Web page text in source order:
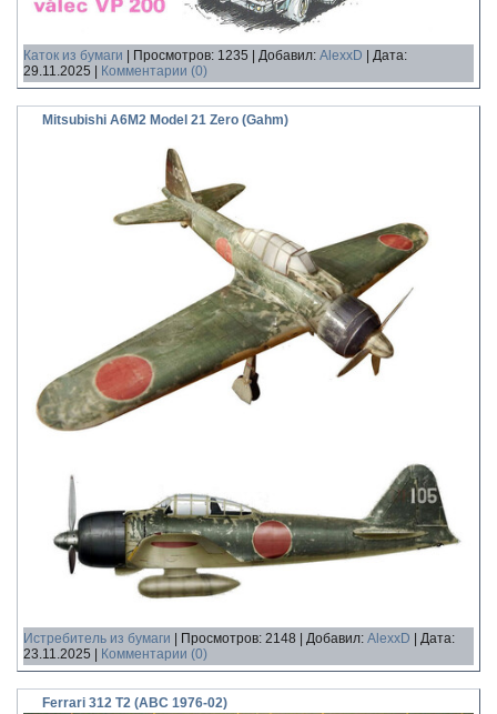
Каток из бумаги Просмотров: 1235 Добавил: AlexxD
Дата:
29.11.2025
Комментарии (0)
Mitsubishi A6M2 Model 21 Zero (Gahm)
Истребитель из бумаги | Просмотров: 2148 | Добавил: AlexxD | Дата:
23.11.2025 | Комментарии (0)
Ferrari 312 T2 (ABC 1976-02)